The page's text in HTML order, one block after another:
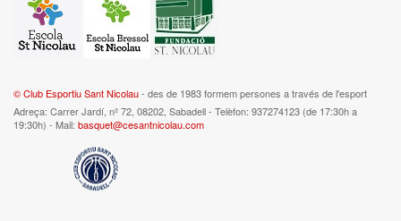
© Club Esportiu Sant Nicolau- des de 1983 formem persones a través de l'esport
Adreça: Carrer Jardí, nº 72, 08202, Sabadell - Telèfon: 937274123 (de 17:30h a
19:30h) - Mail: basquet@cesantnicolau.com